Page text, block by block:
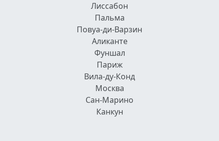
Лиссабон
Пальма
Повуа-ди-Варзин
Аликанте
Фуншал
Париж
Вила-ду-Конд
Москва
Сан-Марино
Канкун